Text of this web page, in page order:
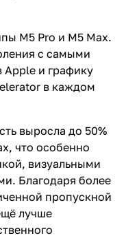
M5 Pro и M5 Max.
с самыми
и графику
в каждом
выросла до 50%
что особенно
визуальными
Благодаря более
пропускной
лучше